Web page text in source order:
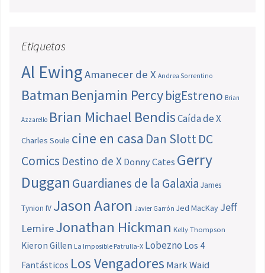
Etiquetas
Al EwingAmanecer de X Andrea Sorrentino
Batman Benjamin PercybigEstreno Brian
Azzarello Brian Michael BendisCaída de X
Charles Soule cine en casa Dan SlottDC
Comics Destino de X Donny Cates Gerry
Duggan Guardianes de la Galaxia James
Tynion IV Jason Aaron Javier Garrón Jed MacKay Jeff
LemireJonathan Hickman Kelly Thompson
Kieron Gillen La Imposible Patrulla-X Lobezno Los 4
Fantásticos Los Vengadores Mark Waid